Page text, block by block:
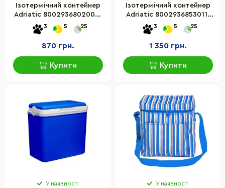
Ізотермічний контейнер
Adriatic 8002936802002,
10 л, синій
3 5 25
870 грн.
Купити
Ізотермічний контейнер
Adriatic 8002936853011,
24 л, сірий
3 5 25
1 350 грн.
Купити
У наявності У наявності